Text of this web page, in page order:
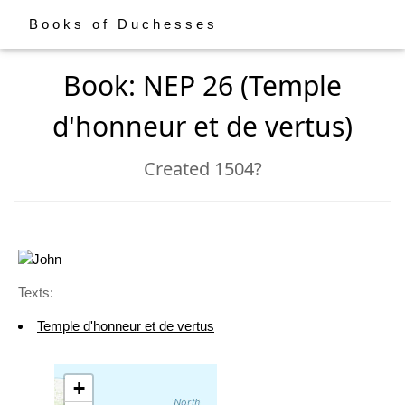
Books of Duchesses
Book: NEP 26 (Temple
d'honneur et de vertus)
Created 1504?
Texts:
Temple d'honneur et de vertus
+